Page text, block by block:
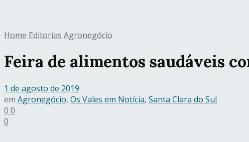
Home Editorias Agronegócio
Feira de alimentos saudáveis
1 de agosto de 2019
em Agronegócio, Os Vales em Notícia, Santa Clara do Sul
0 0
0